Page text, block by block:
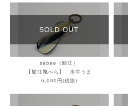
SOLD OUT
sabae（鯖江）
【鯖江靴べら】 水牛うま
6,000円(税抜)